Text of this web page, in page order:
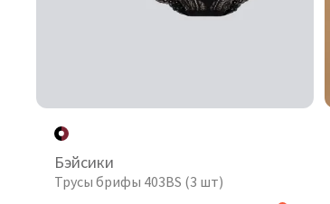
Бэйсики
Трусы брифы 403BS (3 шт)